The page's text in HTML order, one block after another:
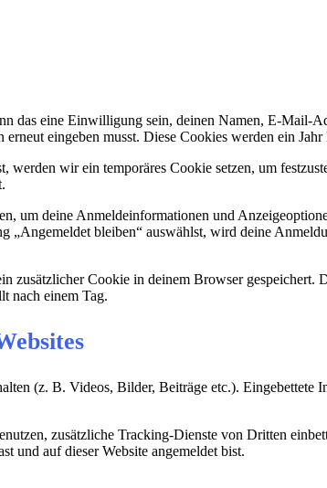
das eine Einwilligung sein, deinen Namen, E-
eingeben musst. Diese Cookies werden ein Jahr
werden wir ein temporäres Cookie setzen, um
um deine Anmeldeinformationen und
„Angemeldet bleiben“ auswählst, wird deine
zusätzlicher Cookie in deinem Browser
nach einem Tag.
(z. B. Videos, Bilder, Beiträge etc.). Eingebettete
zusätzliche Tracking-Dienste von Dritten
und auf dieser Website angemeldet bist.